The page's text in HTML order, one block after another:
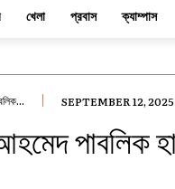
খেলা প্রবাস ক্যাম্পাস
SEPTEMBER 12, 2025
পাবলিক